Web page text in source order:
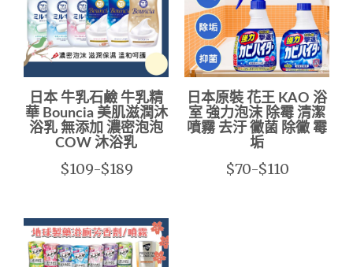
日本 牛乳石鹼 牛乳精
華 Bouncia 美肌滋潤沐
浴乳 無添加 濃密泡泡
COW 沐浴乳
$109-$189
日本原裝 花王 KAO 浴
室 強力泡沫 除霉 清潔
噴霧 去汙 黴菌 除黴 霉
垢
$70-$110